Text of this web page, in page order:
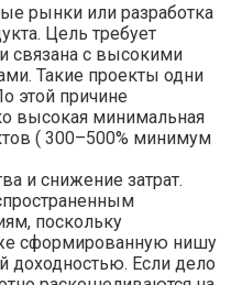
рынки или разработка
Цель требует
и связана с высокими
Такие проекты одни
этой причине
высокая минимальная
( 300–500% минимум
и снижение затрат.
поскольку
сформированную нишу
доходностью. Если дело